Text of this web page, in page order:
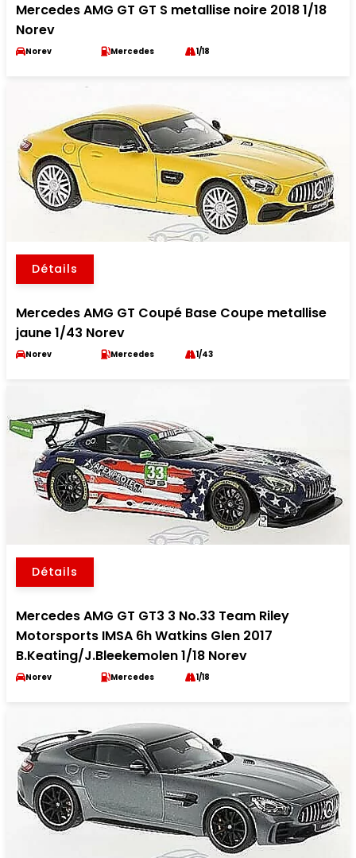
Mercedes AMG GT GT S metallise noire 2018 1/18
Norev
Norev Mercedes 1/18
Détails
Mercedes AMG GT Coupé Base Coupe metallise
jaune 1/43 Norev
Norev Mercedes 1/43
Détails
Mercedes AMG GT GT3 3 No.33 Team Riley
Motorsports IMSA 6h Watkins Glen 2017
B.Keating/J.Bleekemolen 1/18 Norev
Norev Mercedes 1/18